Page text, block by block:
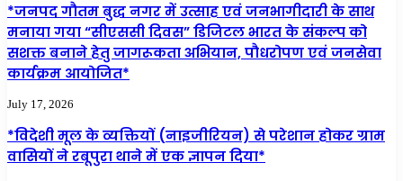
*जनपद गौतम बुद्ध नगर में उत्साह एवं जनभागीदारी के साथ
मनाया गया “सीएससी दिवस” डिजिटल भारत के संकल्प को
सशक्त बनाने हेतु जागरूकता अभियान, पौधरोपण एवं जनसेवा
कार्यक्रम आयोजित*
July 17, 2026
*विदेशी मूल के व्यक्तियों (नाइजीरियन) से परेशान होकर ग्राम
वासियों ने रबूपुरा थाने में एक ज्ञापन दिया*